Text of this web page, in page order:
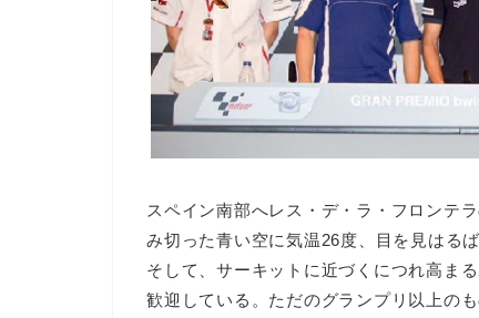
スペイン南部へレス・デ・ラ・フロンテ
み切った青い空に気温26度、目を見はる
そして、サーキットに近づくにつれ高ま
歓迎している。ただのグランプリ以上の